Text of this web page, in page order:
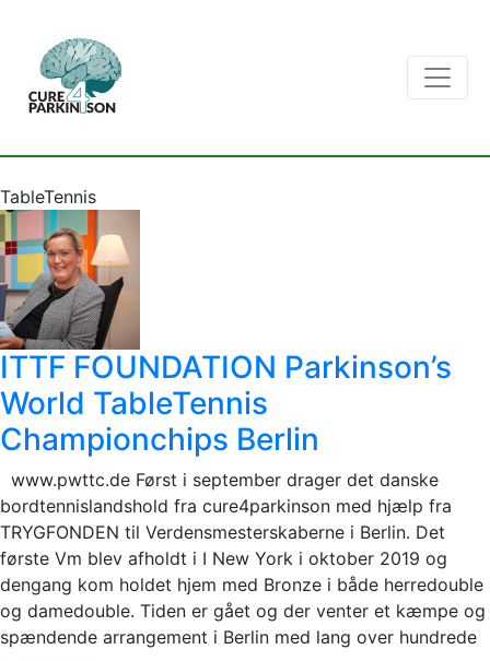
TableTennis
ITTF FOUNDATION Parkinson’s
World TableTennis
Championchips Berlin
www.pwttc.de Først i september drager det danske
bordtennislandshold fra cure4parkinson med hjælp fra
TRYGFONDEN til Verdensmesterskaberne i Berlin. Det
første Vm blev afholdt i I New York i oktober 2019 og
dengang kom holdet hjem med Bronze i både herredouble
og damedouble. Tiden er gået og der venter et kæmpe og
spændende arrangement i Berlin med lang over hundrede